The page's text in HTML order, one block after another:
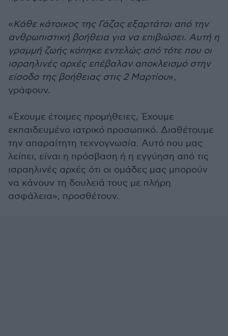
«Κάθε κάτοικος της Γάζας εξαρτάται από την
ανθρωπιστική βοήθεια για να επιβιώσει. Αυτή η
γραμμή ζωής κόπηκε εντελώς από τότε που οι
ισραηλινές αρχές επέβαλαν αποκλεισμό στην
είσοδο της βοήθειας στις 2 Μαρτίου»,
γράφουν.
«Έχουμε έτοιμες προμήθειες, Έχουμε
εκπαιδευμένο ιατρικό προσωπικό. Διαθέτουμε
την απαραίτητη τεχνογνωσία. Αυτό που μας
λείπει, είναι η πρόσβαση ή η εγγύηση από τις
ισραηλινές αρχές ότι οι ομάδες μας μπορούν
να κάνουν τη δουλειά τους με πλήρη
ασφάλεια», προσθέτουν.